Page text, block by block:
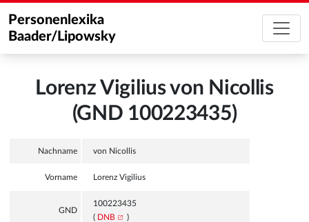
Personenlexika
Baader/Lipowsky
Lorenz Vigilius von Nicollis
(GND 100223435)
Nachname von Nicollis
Vorname Lorenz Vigilius
GND
100223435
( DNB )